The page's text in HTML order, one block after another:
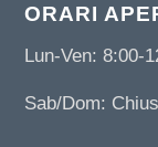
ORARI
Lun-Ven: 8:00-
Sab/Dom: